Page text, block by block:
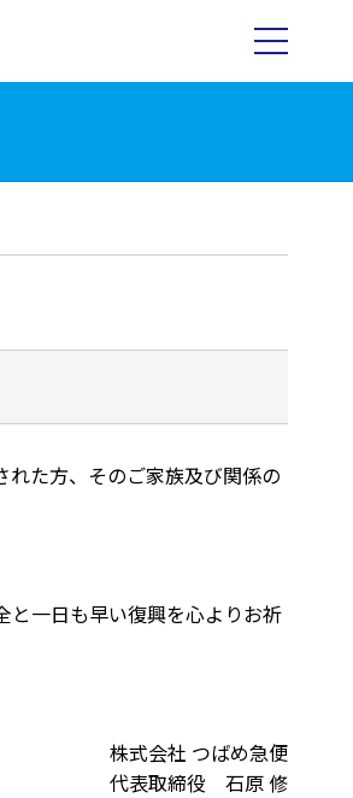
た方、そのご家族及び関係の
と一日も早い復興を心よりお祈
株式会社 つばめ急便
代表取締役 石原 修